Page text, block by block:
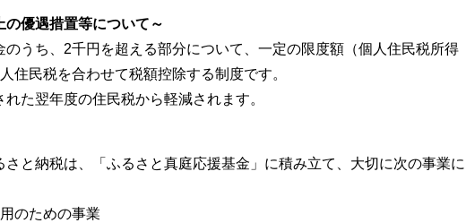
の優遇措置等について～
うち、2千円を超える部分について、一定の限度額（個人住民税所得
住民税を合わせて税額控除する制度です。
た翌年度の住民税から軽減されます。
と納税は、「ふるさと真庭応援基金」に積み立て、大切に次の事業に
のための事業